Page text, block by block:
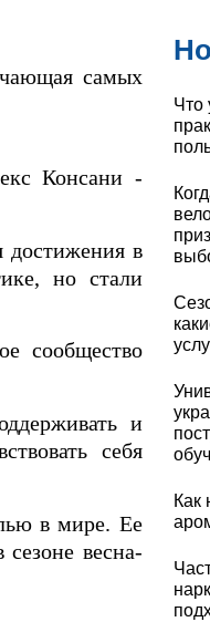
самых
Консани -
достижения в
но стали
сообщество
и
себя
в мире. Ее
весна-
Что
Как